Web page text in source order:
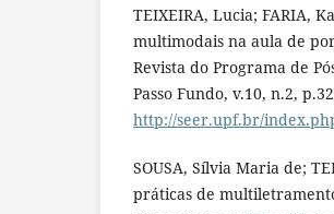
TEIXEIRA, Lucia; FARIA,
multimodais na aula de
Revista do Programa de
Passo Fundo, v.10, n.2,
http://seer.upf.br/
SOUSA, Sílvia Maria de;
práticas de